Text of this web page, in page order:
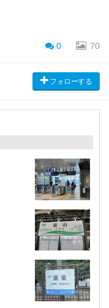
0 70
フォローする